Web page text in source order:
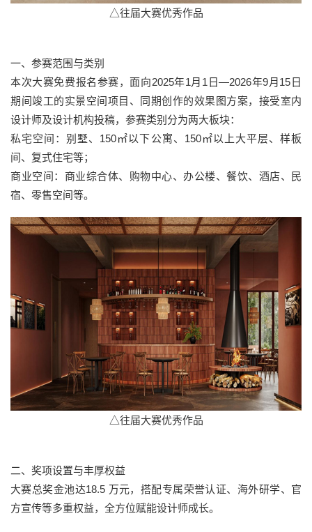
△往届大赛优秀作品
一、参赛范围与类别
本次大赛免费报名参赛，面向2025年1月1日—2026年9月15日
期间竣工的实景空间项目、同期创作的效果图方案，接受室内
设计师及设计机构投稿，参赛类别分为两大板块：
私宅空间：别墅、150㎡以下公寓、150㎡以上大平层、样板
间、复式住宅等；
商业空间：商业综合体、购物中心、办公楼、餐饮、酒店、民
宿、零售空间等。
△往届大赛优秀作品
二、奖项设置与丰厚权益
大赛总奖金池达18.5 万元，搭配专属荣誉认证、海外研学、官
方宣传等多重权益，全方位赋能设计师成长。